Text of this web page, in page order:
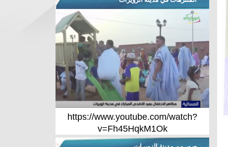
https://www.youtube.com/watch?
v=Fh45HqkM1Ok